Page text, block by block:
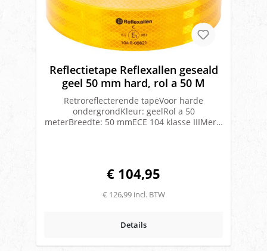
Reflectietape Reflexallen geseald
geel 50 mm hard, rol a 50 M
Retroreflecterende tapeVoor harde
ondergrondKleur: geelRol a 50
meterBreedte: 50 mmECE 104 klasse IIIMerk:
€ 104,95
€ 126,99 incl. BTW
Details